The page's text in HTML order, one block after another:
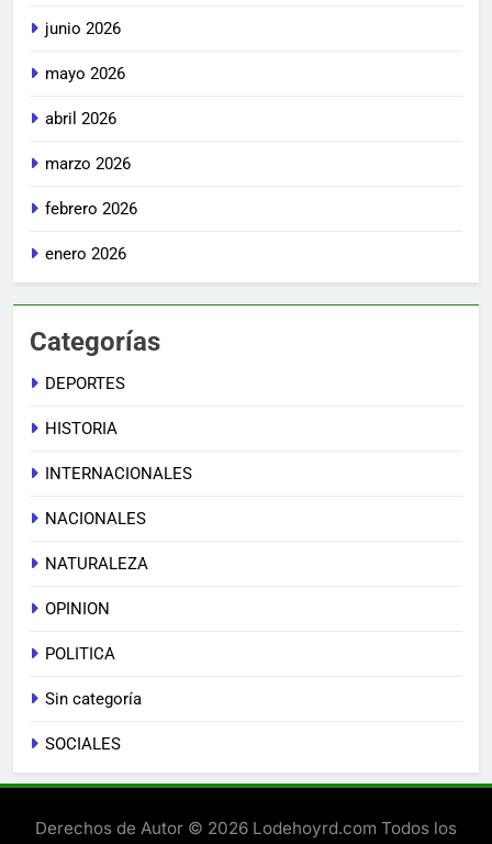
junio 2026
mayo 2026
abril 2026
marzo 2026
febrero 2026
enero 2026
Categorías
DEPORTES
HISTORIA
INTERNACIONALES
NACIONALES
NATURALEZA
OPINION
POLITICA
Sin categoría
SOCIALES
Derechos de Autor © 2026 Lodehoyrd.com Todos los